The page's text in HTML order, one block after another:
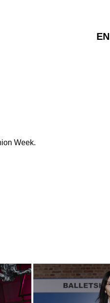
EN
Week.